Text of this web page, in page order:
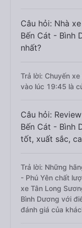
Câu hỏi: Nhà
Bến Cát - Bình
nhất?
Trả lời: Chuyến
vào lúc 19:45 là
Câu hỏi:
Bến Cát - Bình
tốt, xuất sắc,
Trả lời: Những
- Phú Yên chất
xe Tân Long
Bình Dương với
đánh giá của